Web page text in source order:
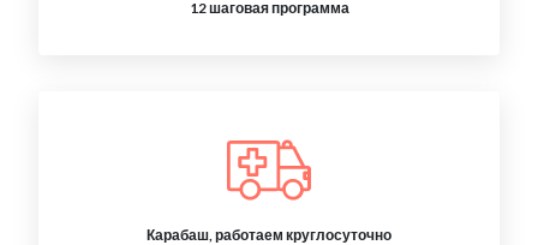
12 шаговая программа
Карабаш, работаем круглосуточно